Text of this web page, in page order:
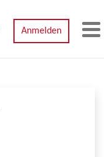
Anmelden